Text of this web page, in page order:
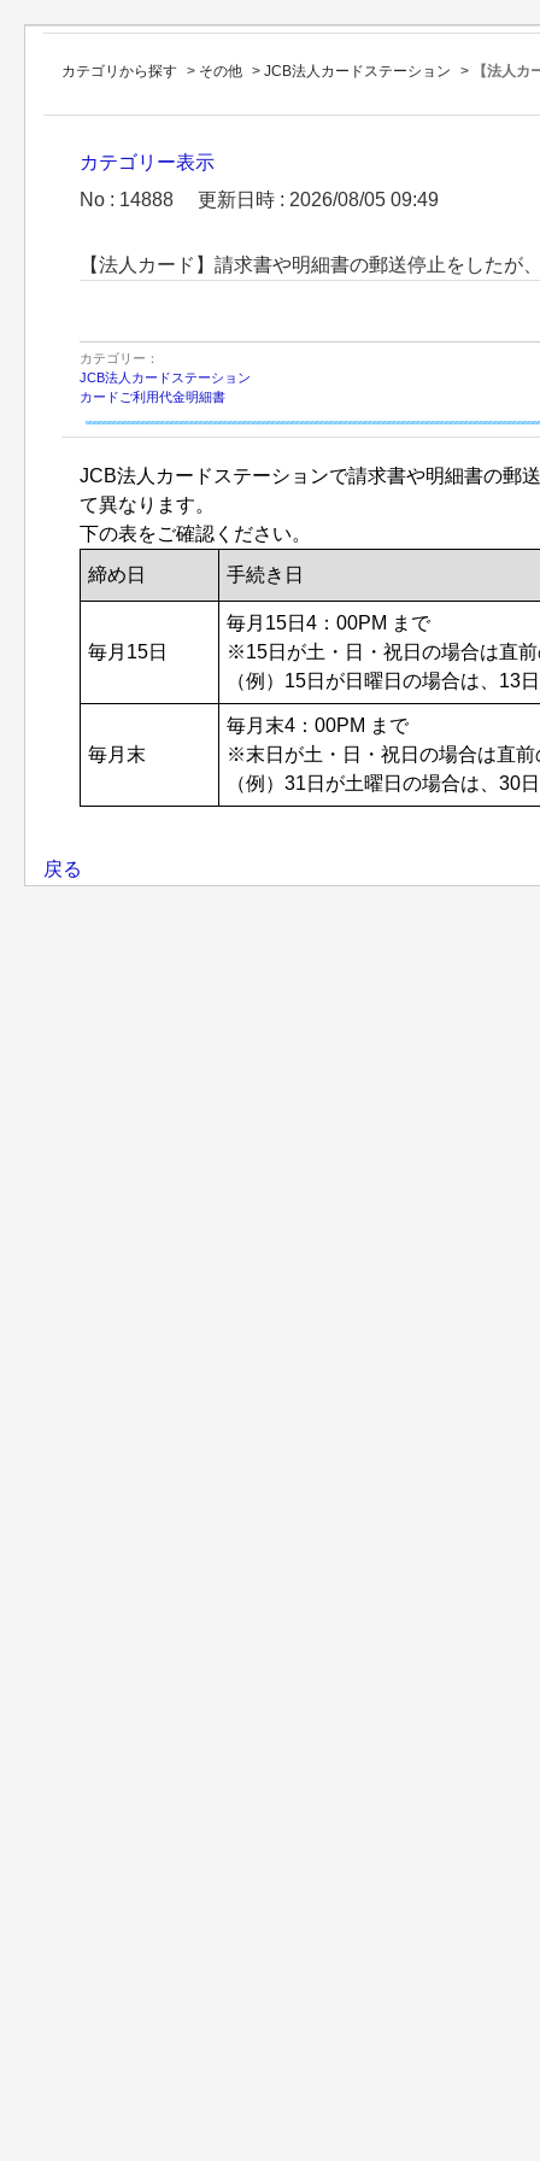
カテゴリから探す > その他 > JCB法人カードステーション > 【法人
カテゴリー表示
No : 14888
更新日時 : 2026/08/05 09:49
【法人カード】請求書や明細書の郵送停止をしたが
カテゴリー：
JCB法人カードステーション
カードご利用代金明細書
JCB法人カードステーションで請求書や明細書の郵
て異なります。
下の表をご確認ください。
締め日
手続き日
毎月15日
毎月15日4：00PM まで
※15日が土・日・祝日の場合は直
（例）15日が日曜日の場合は、13
毎月末
毎月末4：00PM まで
※末日が土・日・祝日の場合は直
（例）31日が土曜日の場合は、30
戻る